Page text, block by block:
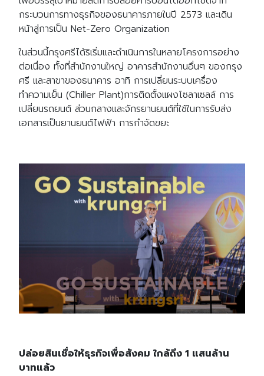
กระบวนการทางธุรกิจของธนาคารภายในปี 2573 และเดิน
หน้าสู่การเป็น Net-Zero Organization
ในส่วนนี้กรุงศรีได้ริเริ่มและดำเนินการในหลายโครงการอย่าง
ต่อเนื่อง ทั้งที่สำนักงานใหญ่ อาคารสำนักงานอื่นๆ ของกรุง
ศรี และสาขาของธนาคาร อาทิ การเปลี่ยนระบบเครื่อง
ทำความเย็น (Chiller Plant)การติดตั้งแผงโซลาเซลล์ การ
เปลี่ยนรถยนต์ ส่วนกลางและจักรยานยนต์ที่ใช้ในการรับส่ง
เอกสารเป็นยานยนต์ไฟฟ้า การกำจัดขยะ
ปล่อยสินเชื่อให้ธุรกิจเพื่อสังคม ใกล้ถึง 1 แสนล้าน
บาทแล้ว